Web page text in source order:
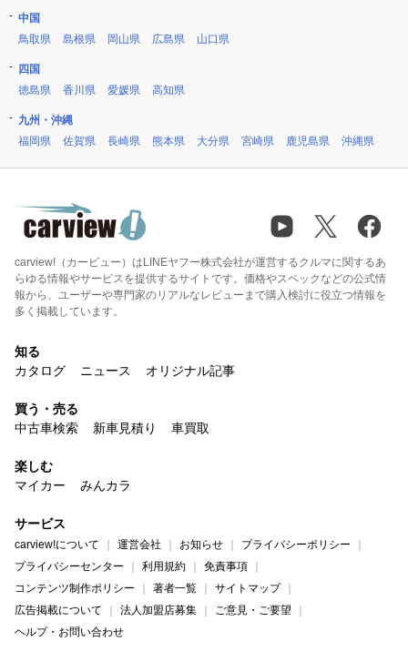
中国
鳥取県
島根県 岡山県 広島県 山口県
四国
徳島県
香川県 愛媛県 高知県
九州・沖縄
福岡県
佐賀県 長崎県 熊本県 大分県 宮崎県 鹿児島県 沖縄県
carview!（カービュー）はLINEヤフー株式会社が運営するクルマに関するあ
らゆる情報やサービスを提供するサイトです。価格やスペックなどの公式情
報から、ユーザーや専門家のリアルなレビューまで購入検討に役立つ情報を
多く掲載しています。
知る
カタログ
ニュース オリジナル記事
買う・売る
中古車検索
新車見積り 車買取
楽しむ
マイカー
みんカラ
サービス
carview!について 運営会社 お知らせ
プライバシーポリシー
プライバシーセンター
利用規約
免責事項
コンテンツ制作ポリシー
著者一覧
サイトマップ
広告掲載について
法人加盟店募集
ご意見・ご要望
ヘルプ・お問い合わせ